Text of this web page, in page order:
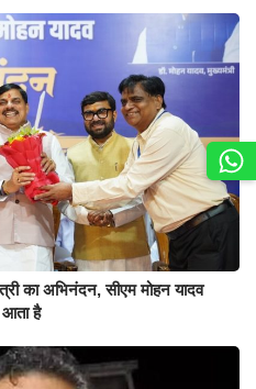
का अभिनंदन, सीएम मोहन यादव
है